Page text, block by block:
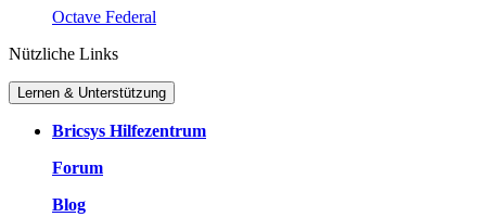
Octave Federal
Nützliche Links
Lernen & Unterstützung
Bricsys Hilfezentrum
Forum
Blog